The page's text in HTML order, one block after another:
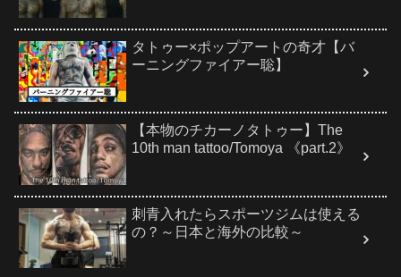
タトゥー×ポップアートの奇才【バ
ーニングファイアー聡】
【本物のチカーノタトゥー】The
10th man tattoo/Tomoya 《part.2》
刺青入れたらスポーツジムは使える
の？～日本と海外の比較～